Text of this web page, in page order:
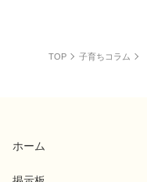
TOP 子育ちコラム
ホーム